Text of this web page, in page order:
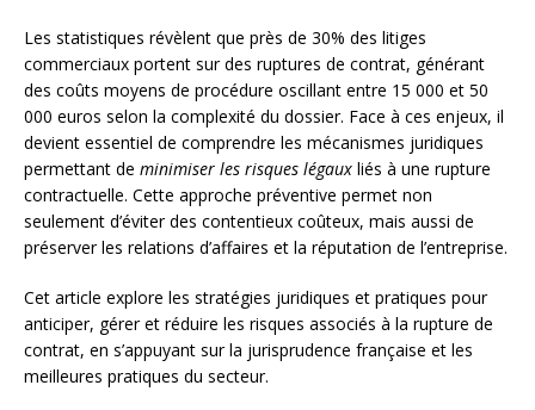
Les statistiques révèlent que près de 30% des litiges
commerciaux portent sur des ruptures de contrat, générant
des coûts moyens de procédure oscillant entre 15 000 et 50
000 euros selon la complexité du dossier. Face à ces enjeux, il
devient essentiel de comprendre les mécanismes juridiques
permettant de minimiser les risques légaux liés à une rupture
contractuelle. Cette approche préventive permet non
seulement d’éviter des contentieux coûteux, mais aussi de
préserver les relations d’affaires et la réputation de l’entreprise.
Cet article explore les stratégies juridiques et pratiques pour
anticiper, gérer et réduire les risques associés à la rupture de
contrat, en s’appuyant sur la jurisprudence française et les
meilleures pratiques du secteur.